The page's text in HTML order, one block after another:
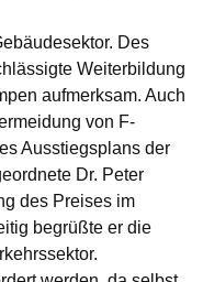
Des
Weiterbildung
aufmerksam. Auch
von F-
Ausstiegsplans der
Dr. Peter
des Preises im
begrüßte er die